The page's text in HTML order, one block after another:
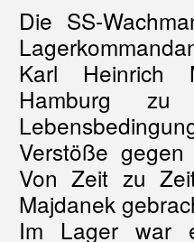
Die SS-
Karl Heinrich
Hamburg zu
Verstöße
Von Zeit zu
Majdanek
Im Lager war